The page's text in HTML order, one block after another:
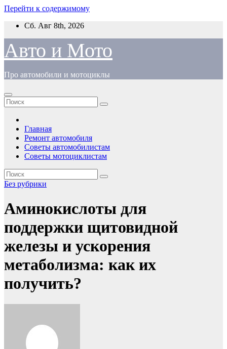
Перейти к содержимому
Сб. Авг 8th, 2026
Авто и Мото
Про автомобили и мотоциклы
Главная
Ремонт автомобиля
Советы автомобилистам
Советы мотоциклистам
Без рубрики
Аминокислоты для
поддержки щитовидной
железы и ускорения
метаболизма: как их
получить?